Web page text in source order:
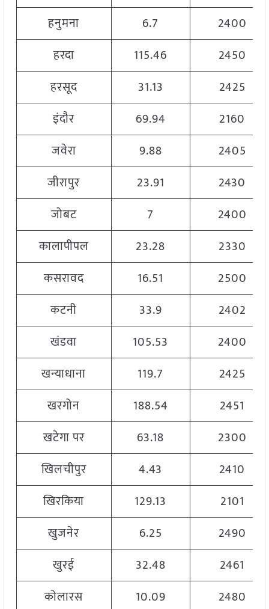
हनुमना
6.7
2400
हरदा
115.46
2450
हरसूद
31.13
2425
इंदौर
69.94
2160
जवेरा
9.88
2405
जीरापुर
23.91
2430
जोबट
7
2400
कालापीपल
23.28
2330
कसरावद
16.51
2500
कटनी
33.9
2402
खंडवा
105.53
2400
खन्याधाना
119.7
2425
खरगोन
188.54
2451
खटेगा पर
63.18
2300
खिलचीपुर
4.43
2410
खिरकिया
129.13
2101
खुजनेर
6.25
2490
खुरई
32.48
2461
कोलारस
10.09
2480